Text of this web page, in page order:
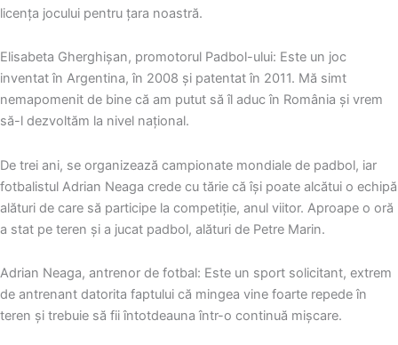
licenţa jocului pentru ţara noastră.
Elisabeta Gherghişan, promotorul Padbol-ului: Este un joc
inventat în Argentina, în 2008 şi patentat în 2011. Mă simt
nemapomenit de bine că am putut să îl aduc în România şi vrem
să-l dezvoltăm la nivel naţional.
De trei ani, se organizează campionate mondiale de padbol, iar
fotbalistul Adrian Neaga crede cu tărie că îşi poate alcătui o echipă
alături de care să participe la competiţie, anul viitor. Aproape o oră
a stat pe teren şi a jucat padbol, alături de Petre Marin.
Adrian Neaga, antrenor de fotbal: Este un sport solicitant, extrem
de antrenant datorita faptului că mingea vine foarte repede în
teren şi trebuie să fii întotdeauna într-o continuă mişcare.